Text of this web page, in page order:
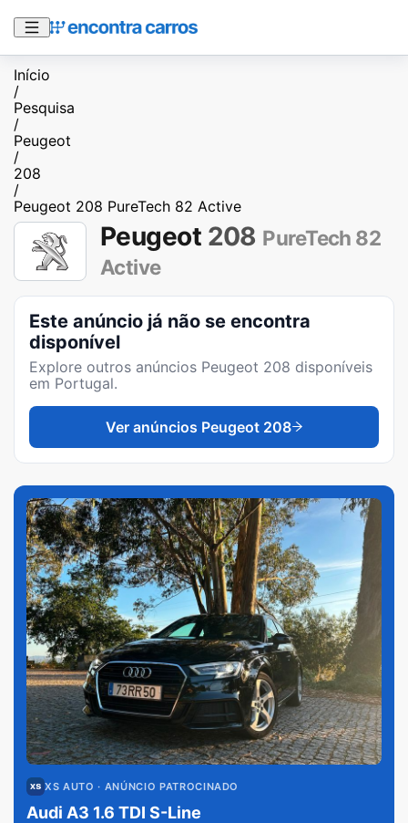
Início
/
Pesquisa
/
Peugeot
/
208
/
Peugeot 208 PureTech 82 Active
Peugeot 208 PureTech 82
Active
Este anúncio já não se encontra
disponível
Explore outros anúncios Peugeot 208 disponíveis
em Portugal.
Ver anúncios Peugeot 208
XS AUTO · ANÚNCIO PATROCINADO
Audi A3 1.6 TDI S-Line